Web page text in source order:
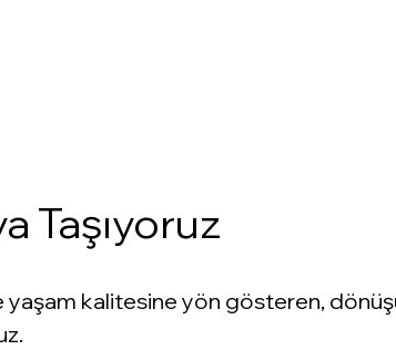
Taşıyoruz
yaşam kalitesine yön gösteren,